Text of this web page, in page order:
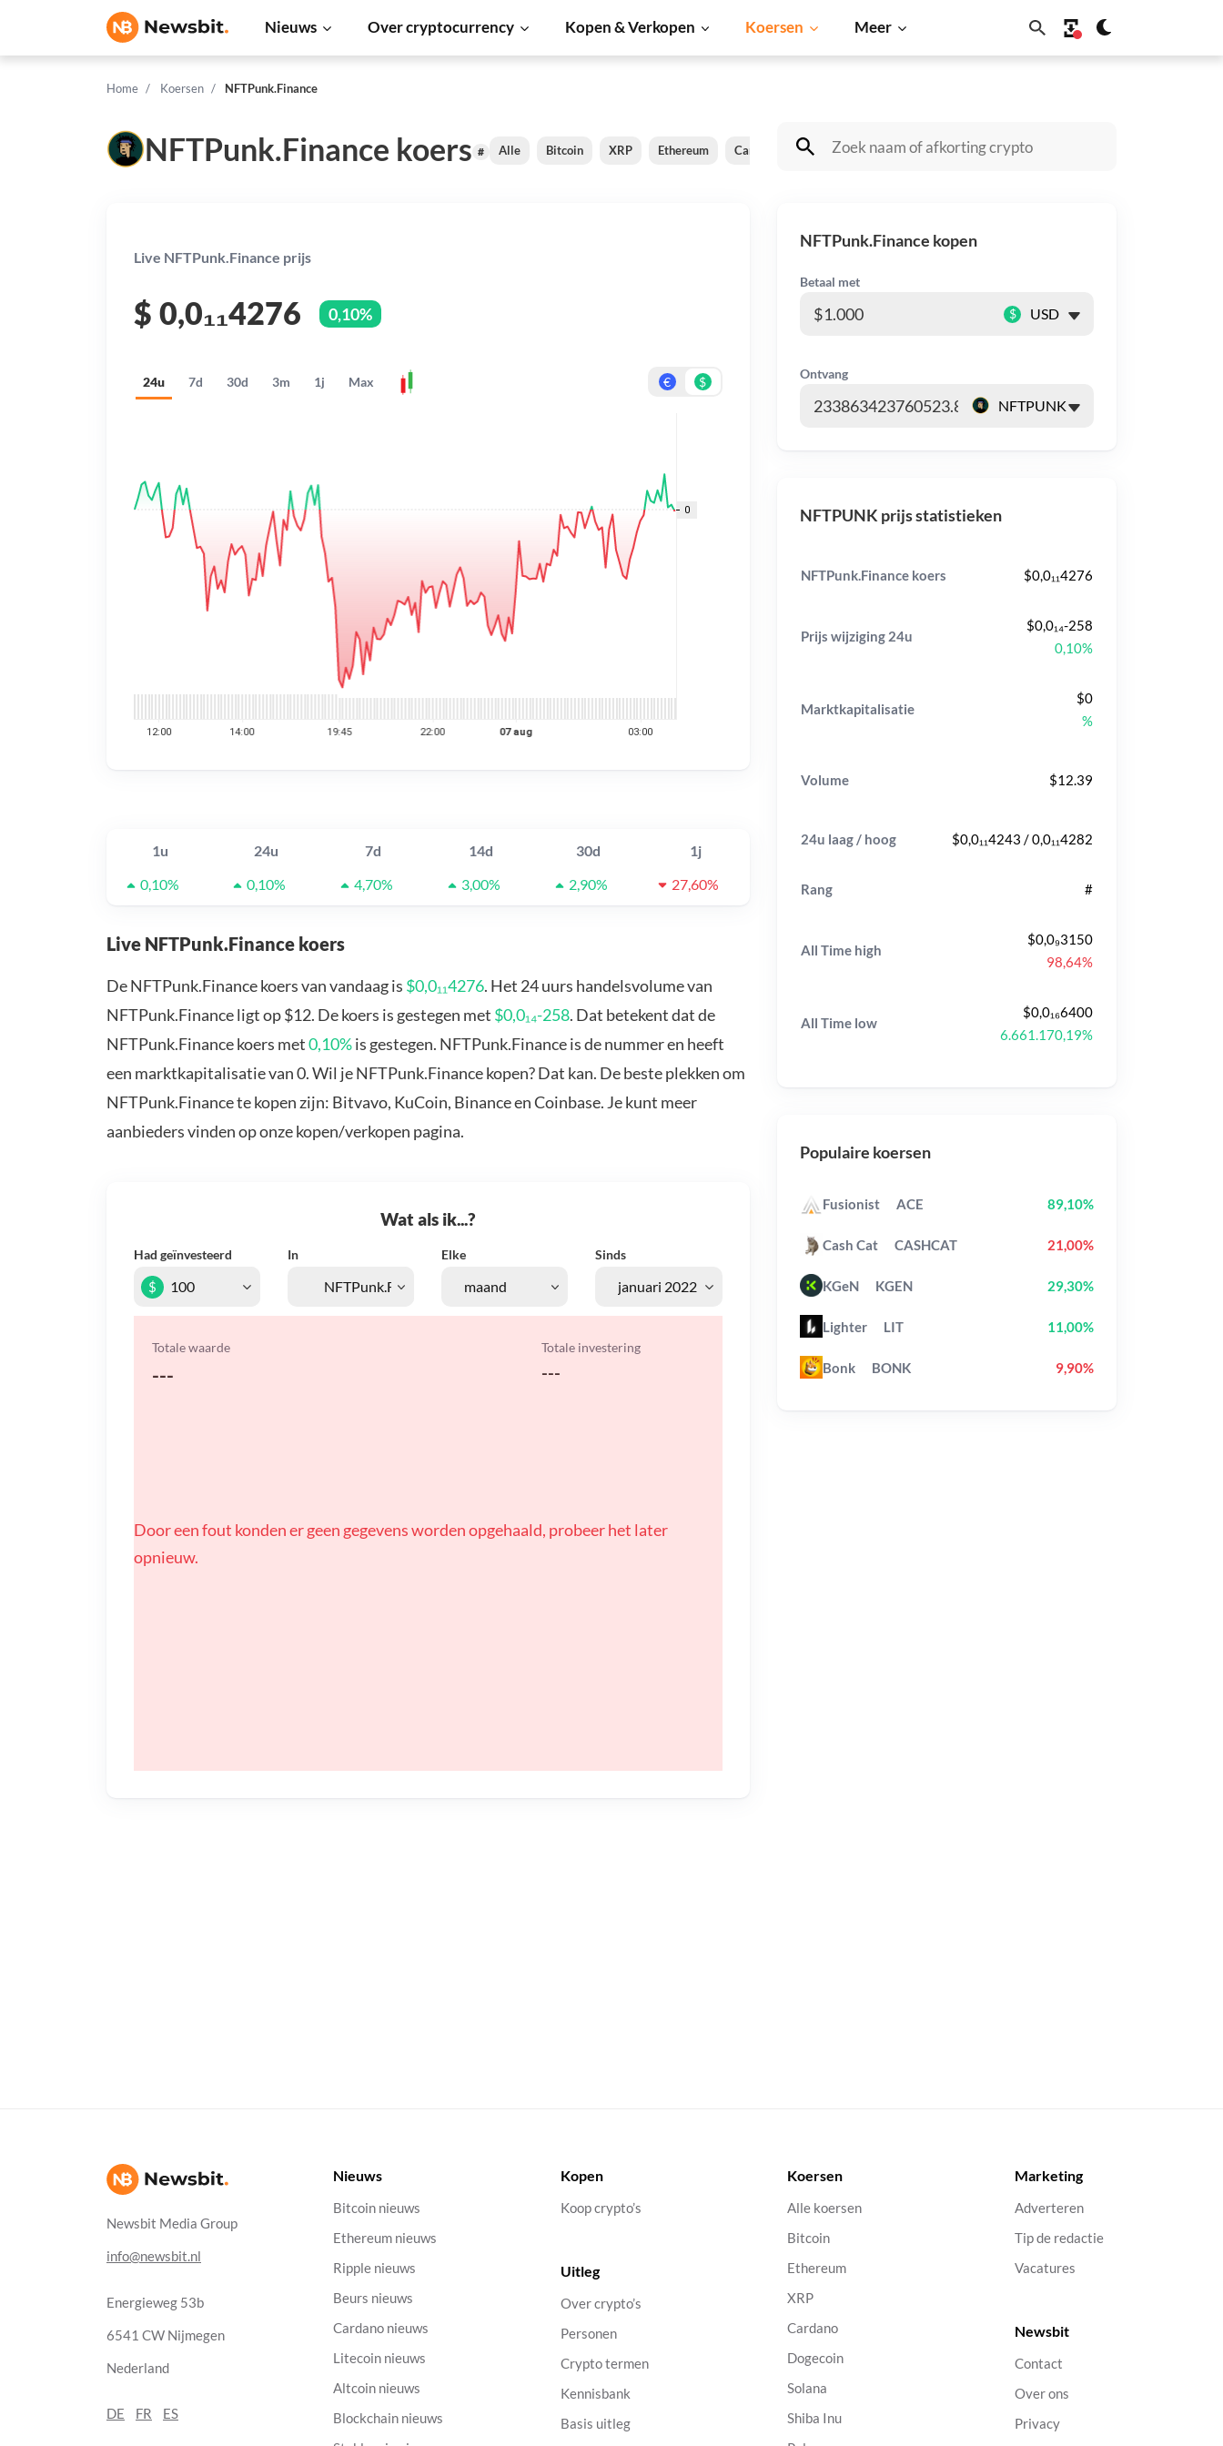
Nieuws Over cryptocurrency Kopen & Verkopen Koersen Meer
Home Koersen NFTPunk.Finance
NFTPunk.Finance koers # Alle Bitcoin XRP Ethereum Cardano Shiba Inu Dogecoin Solana BNB
Live NFTPunk.Finance prijs
$ 0,0₁₁4276 0,10%
24u 7d 30d 3m 1j Max € $
1u 24u 7d 14d 30d
1j
0,10%
0,10% 4,70% 3,00% 2,90% 27,60%
Live NFTPunk.Finance koers
De NFTPunk.Finance koers van vandaag is $0,0₁₁4276. Het 24 uurs handelsvolume van
NFTPunk.Finance ligt op $12. De koers is gestegen met $0,0₁₄-258. Dat betekent dat de
NFTPunk.Finance koers met0,10%is gestegen. NFTPunk.Finance is de nummer en heeft
een marktkapitalisatie van 0. Wil je NFTPunk.Finance kopen? Dat kan. De beste plekken om
NFTPunk.Finance te kopen zijn: Bitvavo, KuCoin, Binance en Coinbase. Je kunt meer
aanbieders vinden op onze kopen/verkopen pagina.
Wat als ik...?
Had geïnvesteerd In Elke Sinds
$
Totale waarde
---
Totale investering
---
Door een fout konden er geen gegevens worden opgehaald, probeer het later
opnieuw.
NFTPunk.Finance kopen
Betaal met
$
Ontvang
NFTPUNK prijs statistieken
NFTPunk.Finance koers $0,0₁₁4276
Prijs wijziging 24u
$0,0₁₄-258
0,10%
Marktkapitalisatie
$0
%
Volume $12.39
24u laag / hoog $0,0₁₁4243 / 0,0₁₁4282
Rang #
All Time high
$0,0₉3150
98,64%
All Time low
$0,0₁₆6400
6.661.170,19%
Populaire koersen
Fusionist ACE 89,10%
Cash Cat CASHCAT 21,00%
KGeN KGEN 29,30%
Lighter LIT 11,00%
Bonk BONK 9,90%
Newsbit Media Group
info@newsbit.nl
Energieweg 53b
6541 CW Nijmegen
Nederland
DE FR ES
Nieuws
Bitcoin nieuws
Ethereum nieuws
Ripple nieuws
Beurs nieuws
Cardano nieuws
Litecoin nieuws
Altcoin nieuws
Blockchain nieuws
Kopen
Koop crypto’s
Uitleg
Over crypto’s
Personen
Crypto termen
Kennisbank
Basis uitleg
Koersen
Alle koersen
Bitcoin
Ethereum
XRP
Cardano
Dogecoin
Solana
Shiba Inu
Marketing
Adverteren
Tip de redactie
Vacatures
Newsbit
Contact
Over ons
Privacy